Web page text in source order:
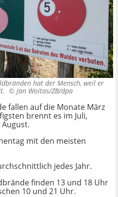
hat der Mensch, weil er
© Jan Woitas/ZB/dpa
fallen auf die Monate März
brennt es im Juli,
mit den meisten
jedes Jahr.
finden 13 und 18 Uhr
10 und 21 Uhr.